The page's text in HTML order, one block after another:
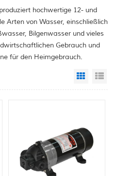
hochwertige 12- und
Arten von Wasser, einschließlich
Bilgenwasser und vieles
Gebrauch und
für den Heimgebrauch.
Grid